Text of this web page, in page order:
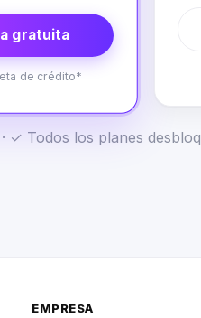
gratuita
de crédito*
✓ Todos los planes
EMPRESA